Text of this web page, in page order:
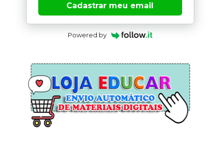
Cadastrar meu email
Powered by